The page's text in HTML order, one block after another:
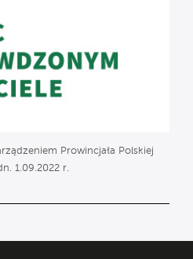
Prowincjała Polskiej
1.09.2022 r.